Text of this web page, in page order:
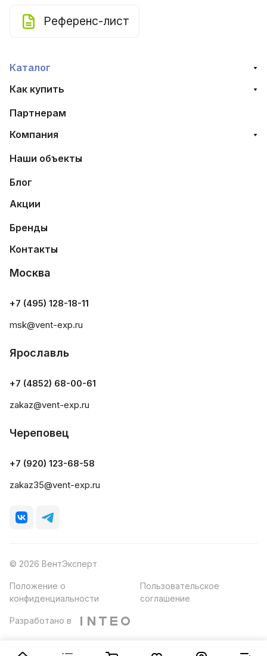
Референс-лист
Каталог
Как купить
Партнерам
Компания
Наши объекты
Блог
Акции
Бренды
Контакты
Москва
+7 (495) 128-18-11
msk@vent-exp.ru
Ярославль
+7 (4852) 68-00-61
zakaz@vent-exp.ru
Череповец
+7 (920) 123-68-58
zakaz35@vent-exp.ru
© 2026 ВентЭксперт
Положение о
конфиденциальности
Пользовательское
соглашение
Разработано в